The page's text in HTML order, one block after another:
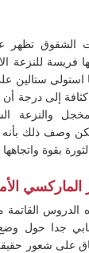
الشقوق تظهر
للنزعة
استولى ستالين
كثافة إلى درجة
والنزعة
وصف ذلك بأنه
بقوة واتجاهها
الماركسي
القاتمة
جدا حول
شعور حقيقي